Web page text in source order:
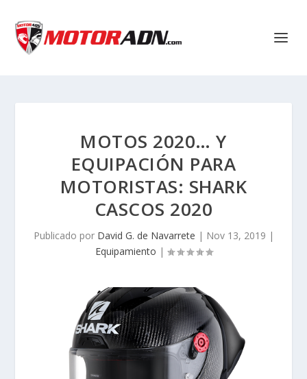
MOTOS 2020… Y
EQUIPACIÓN PARA
MOTORISTAS: SHARK
CASCOS 2020
Publicado por David G. de Navarrete | Nov 13, 2019 |
Equipamiento |